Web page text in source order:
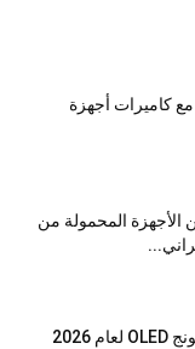
كاميرات أجهزة
الأجهزة المحمولة من
تلفزيونات وشاشات سامسونج OLED لعام 2026